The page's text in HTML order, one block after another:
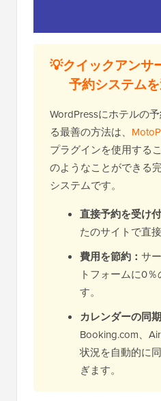
💡クイックアンサ
予約システム
WordPressにホテルの
る最善の方法は、
プラグインを使用する
のようなことができる
システムです。
直接予約を受け
たのサイトで直
費用を節約： サ
トフォームに0
す。
カレンダーの同期
Booking.com、
状況を自動的に
ぎます。